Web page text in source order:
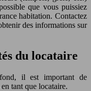
que vous puissiez
habitation. Contactez
des informations sur
du locataire
il est important de
tant que locataire.